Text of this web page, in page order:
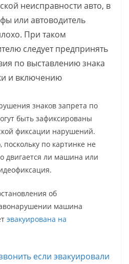
неисправности авто, в
или автоводитель
При таком
следует предпринять
по выставлению знака
и включению
знаков запрета по
быть зафиксированы
фиксации нарушений.
по картинке не
двигается ли машина или
об
машина
эвакуирована на
если эвакуировали